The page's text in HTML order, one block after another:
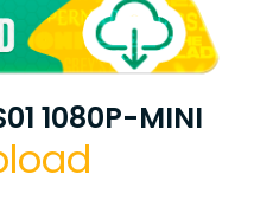
1080P-MINI